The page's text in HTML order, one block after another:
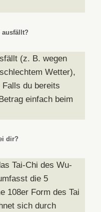
ausfällt?
(z. B. wegen
Wetter),
du bereits
einfach beim
dir?
Tai-Chi des Wu-
die 5
108er Form des Tai
sich durch